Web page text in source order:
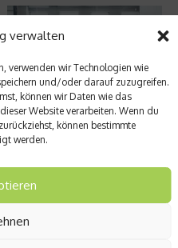
verwalten
verwenden wir Technologien wie
und/oder darauf zuzugreifen.
können wir Daten wie das
Website verarbeiten. Wenn du
können bestimmte
werden.
Bewegung am Schreibtisch tut
Körper und Seele gut